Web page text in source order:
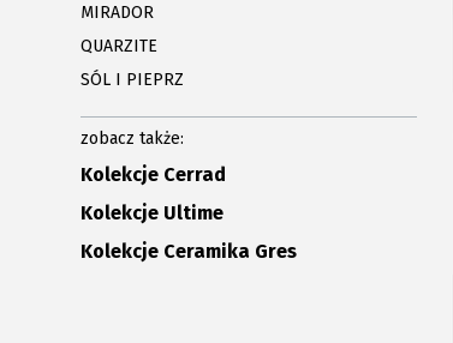
MIRADOR
QUARZITE
SÓL I PIEPRZ
zobacz także:
Kolekcje Cerrad
Kolekcje Ultime
Kolekcje Ceramika Gres